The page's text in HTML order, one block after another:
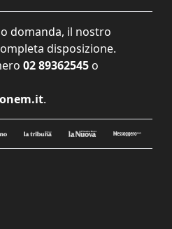
domanda, il nostro
disposizione.
02 89362545 o
.